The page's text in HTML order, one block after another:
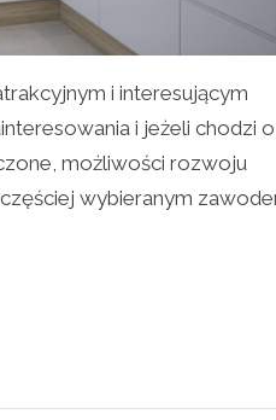
i interesującym
i jeżeli chodzi
możliwości rozwoju
wybieranym